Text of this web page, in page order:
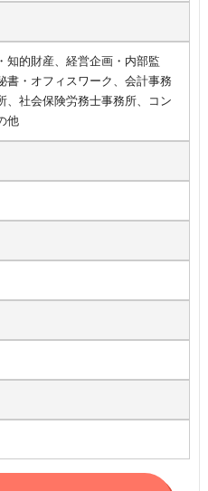
知的財産、経営企画・内部監
書・オフィスワーク、会計事務
、社会保険労務士事務所、コン
他